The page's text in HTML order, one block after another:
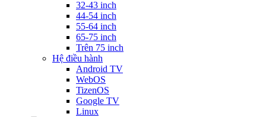
32-43 inch
44-54 inch
55-64 inch
65-75 inch
Trên 75 inch
Hệ điều hành
Android TV
WebOS
TizenOS
Google TV
Linux